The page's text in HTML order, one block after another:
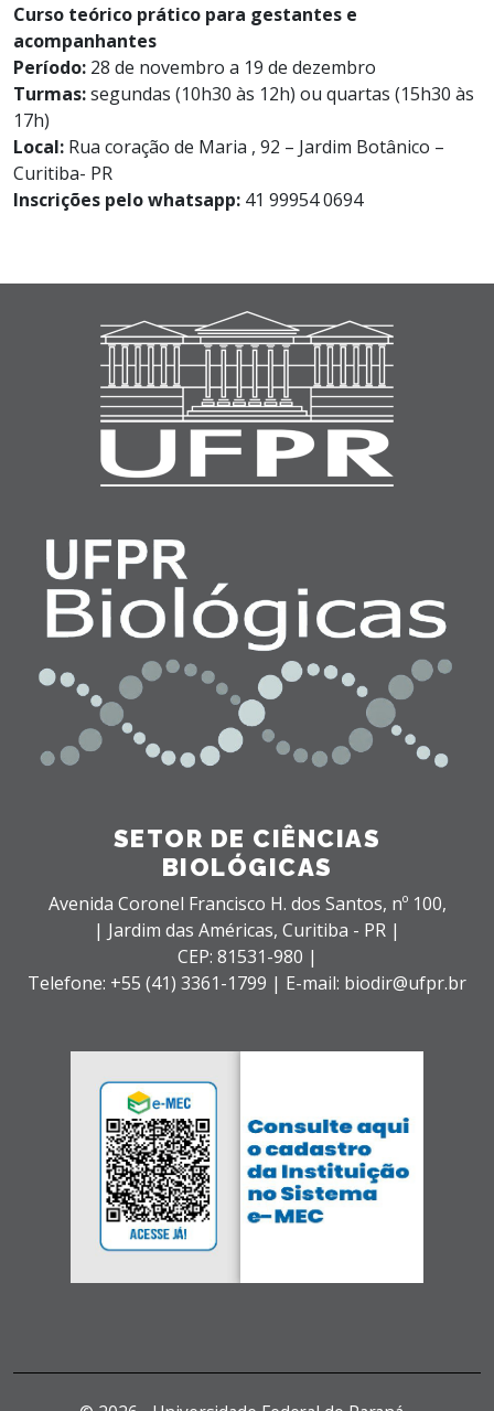
Curso teórico prático para gestantes e
acompanhantes
Período: 28 de novembro a 19 de dezembro
Turmas:segundas (10h30 às 12h) ou quartas (15h30 às
17h)
Local: Rua coração de Maria , 92 – Jardim Botânico –
Curitiba- PR
Inscrições pelo whatsapp: 41 99954 0694
SETOR DE CIÊNCIAS
BIOLÓGICAS
Avenida Coronel Francisco H. dos Santos, nº 100,
| Jardim das Américas, Curitiba - PR |
CEP: 81531-980 |
Telefone: +55 (41) 3361-1799 | E-mail: biodir@ufpr.br